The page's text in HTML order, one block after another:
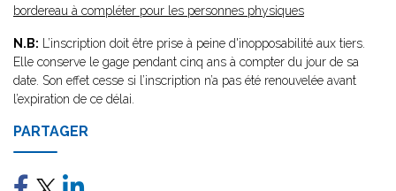
bordereau à compléter pour les personnes physiques
N.B: L’inscription doit être prise à peine d'inopposabilité aux tiers.
Elle conserve le gage pendant cinq ans à compter du jour de sa
date. Son effet cesse si l’inscription n’a pas été renouvelée avant
l’expiration de ce délai.
PARTAGER